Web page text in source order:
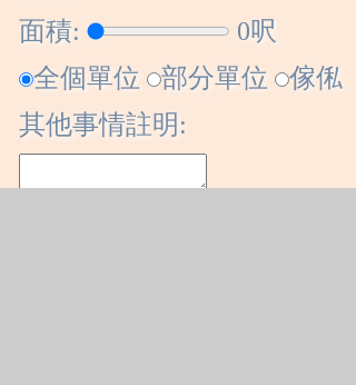
面積:
0呎
全個單位
部分單位
傢俬
其他事情註明: